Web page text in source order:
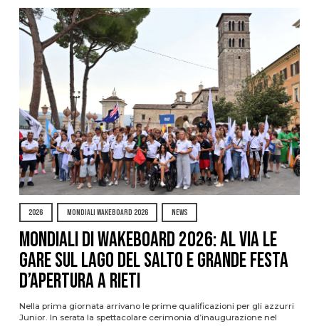
2026 MONDIALI WAKEBOARD 2026 NEWS
Mondiali di Wakeboard 2026: al via le
gare sul Lago del Salto e grande festa
d’apertura a Rieti
Nella prima giornata arrivano le prime qualificazioni per gli azzurri
Junior. In serata la spettacolare cerimonia d’inaugurazione nel